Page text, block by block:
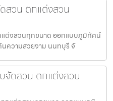
สวน ตกแต่งสวน
ต่งสวนทุกขนาด ออกแบบภูมิทัศน์
นความสวยงาม นนทบุรี จั
จัดสวน ตกแต่งสวน